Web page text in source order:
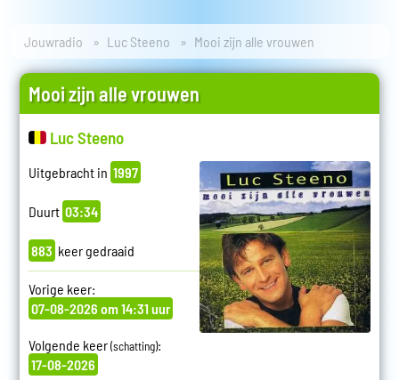
Jouwradio Luc Steeno Mooi zijn alle vrouwen
Mooi zijn alle vrouwen
Luc Steeno
Uitgebracht in 1997
Duurt 03:34
883 keer gedraaid
Vorige keer:
07-08-2026 om 14:31 uur
Volgende keer(schatting):
17-08-2026